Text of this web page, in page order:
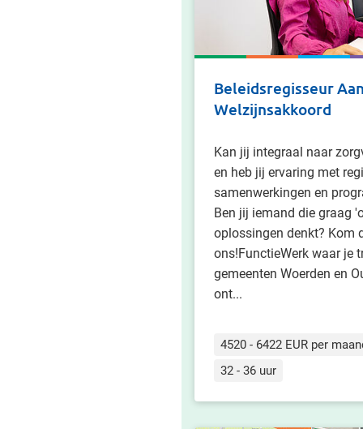
Beleidsregisseur
Welzijnsakkoord
Kan jij integraal naar
en heb jij ervaring met
samenwerkingen en
Ben jij iemand die graag
oplossingen denkt? Kom
ons!FunctieWerk waar je
gemeenten Woerden en
ont...
4520 - 6422 EUR per
32 - 36 uur